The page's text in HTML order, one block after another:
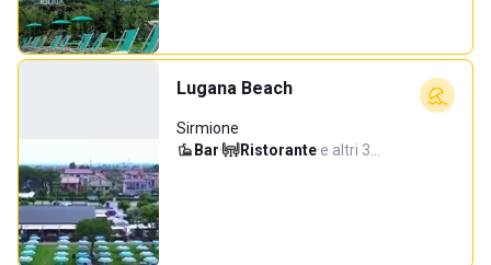
Lugana Beach
Sirmione
Bar· Ristorante·e altri 3…